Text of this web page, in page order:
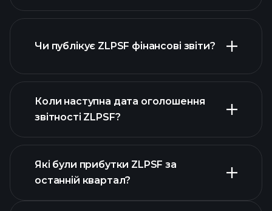
наш список акцій
Чи публікує ZLPSF фінансові звіти?
фінансовими звітами ZLPSF
Коли наступна дата оголошення
звітності ZLPSF?
Які були прибутки ZLPSF за
останній квартал?